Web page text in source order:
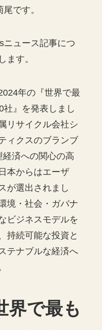
です。
ニュース記事につ
ます。
年の『世界で最
社』を発表しまし
リサイクル会社シ
ィクスのブランブ
済への関心の高
本からはエーザ
が選出されまし
境・社会・ガバナ
ビジネスモデルを
持続可能な投資と
テナブルな経済へ
界で最も